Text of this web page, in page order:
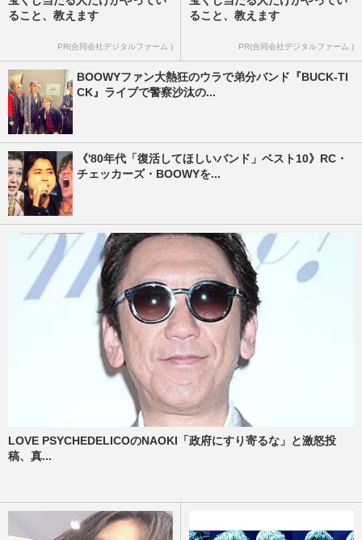
ること、教えます
PR(合同会社デジタルファーム )
ること、教えます
PR(合同会社デジタルファーム )
BOOWYファン大熱狂のウラで弟分バンド『BUCK-TI
CK』ライブで警察沙汰の...
《'80年代「復活してほしいバンド」ベスト10》RC・
チェッカーズ・BOOWYを...
LOVE PSYCHEDELICOのNAOKI「政府にすり寄るな」と激怒投
稿、真...